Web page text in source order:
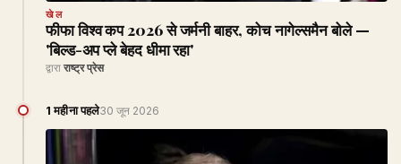
खेल
फीफा विश्व कप 2026 से जर्मनी बाहर, कोच नागेल्समैन बोले —
'बिल्ड-अप प्ले बेहद धीमा रहा'
द्वारा राष्ट्र प्रेस
1 महीना पहले30 जून 2026